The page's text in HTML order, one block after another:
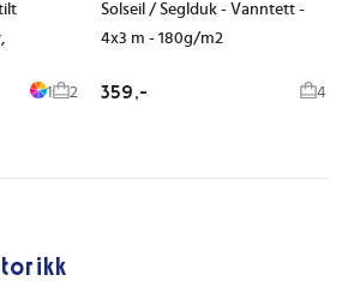
1 2
Solseil / Seglduk - Vanntett -
4x3 m - 180g/m2
359,- 4